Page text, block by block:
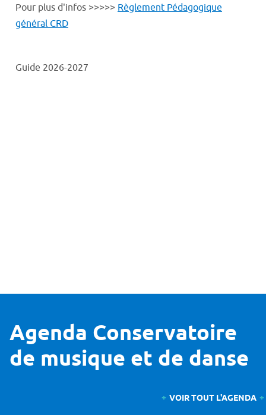
Pour plus d'infos >>>>> Règlement Pédagogique
général CRD
Guide 2026-2027
Agenda Conservatoire
de musique et de danse
VOIR TOUT L'AGENDA